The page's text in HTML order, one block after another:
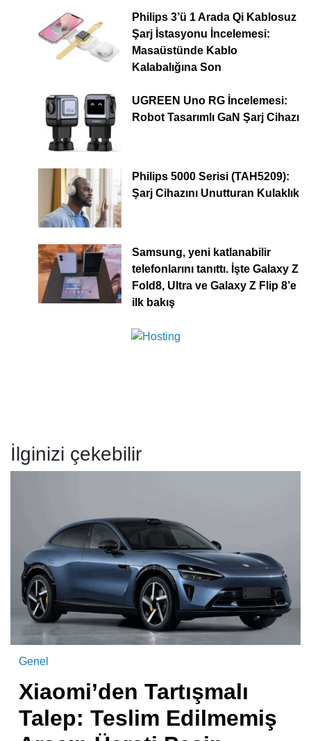
Philips 3’ü 1 Arada Qi Kablosuz
Şarj İstasyonu İncelemesi:
Masaüstünde Kablo
Kalabalığına Son
UGREEN Uno RG İncelemesi:
Robot Tasarımlı GaN Şarj Cihazı
Philips 5000 Serisi (TAH5209):
Şarj Cihazını Unutturan Kulaklık
Samsung, yeni katlanabilir
telefonlarını tanıttı. İşte Galaxy Z
Fold8, Ultra ve Galaxy Z Flip 8’e
ilk bakış
İlginizi çekebilir
Genel
Xiaomi’den Tartışmalı
Talep: Teslim Edilmemiş